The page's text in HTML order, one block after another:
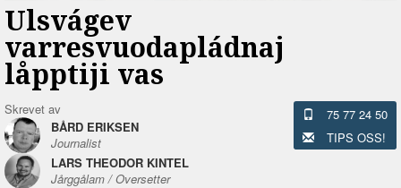
Ulsvágev
varresvuodapládnaj
låpptiji vas
Skrevet av
BÅRD ERIKSEN
Journalist
LARS THEODOR KINTEL
Jårggålam / Oversetter
75 77 24 50
TIPS OSS!